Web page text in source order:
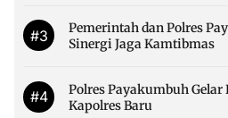
#3
Pemerintah dan Polres
Sinergi Jaga Kamtibmas
#4
Polres Payakumbuh Gelar
Kapolres Baru